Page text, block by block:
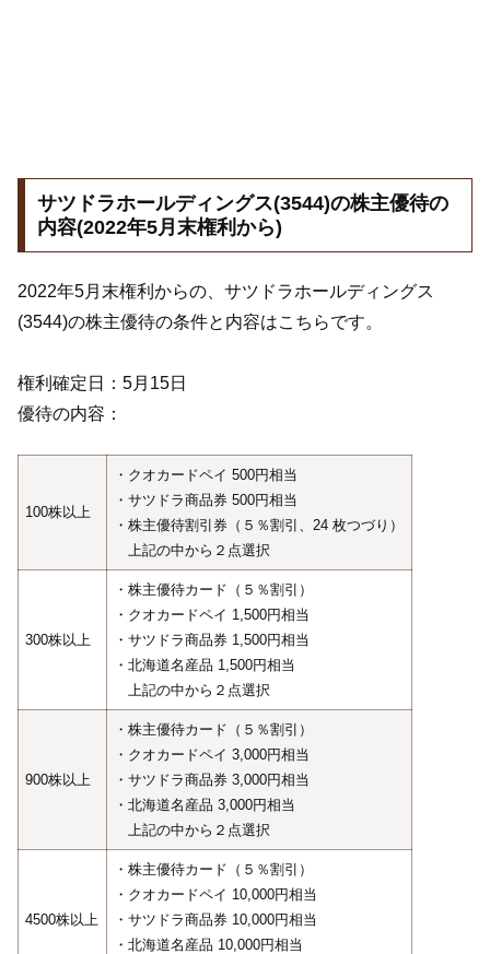
サツドラホールディングス(3544)の株主優待の
内容(2022年5月末権利から)
2022年5月末権利からの、サツドラホールディングス
(3544)の株主優待の条件と内容はこちらです。
権利確定日：5月15日
優待の内容：
100株以上
・クオカードペイ 500円相当
・サツドラ商品券 500円相当
・株主優待割引券（５％割引、24 枚つづり）
上記の中から２点選択
300株以上
・株主優待カード（５％割引）
・クオカードペイ 1,500円相当
・サツドラ商品券 1,500円相当
・北海道名産品 1,500円相当
上記の中から２点選択
900株以上
・株主優待カード（５％割引）
・クオカードペイ 3,000円相当
・サツドラ商品券 3,000円相当
・北海道名産品 3,000円相当
上記の中から２点選択
4500株以上
・株主優待カード（５％割引）
・クオカードペイ 10,000円相当
・サツドラ商品券 10,000円相当
・北海道名産品 10,000円相当